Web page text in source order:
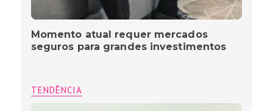
Momento atual requer mercados
seguros para grandes investimentos
TENDÊNCIA